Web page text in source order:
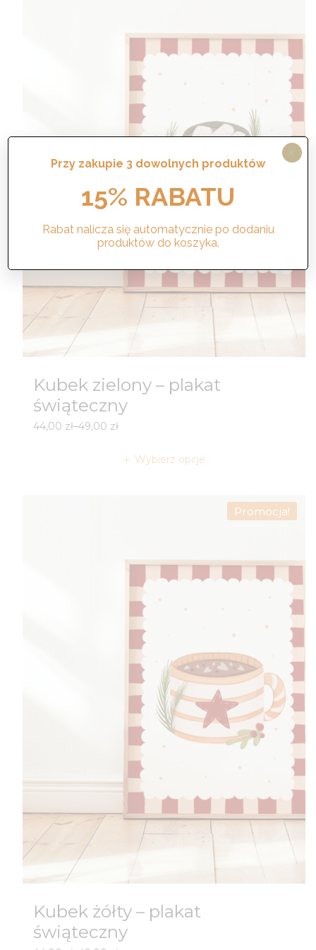
Kubek zielony – plakat
świąteczny
44,00 zł–49,00 zł
Zakres
Wybierz opcje
Promocja!
Kubek żółty – plakat
świąteczny
Przy zakupie 3 dowolnych produktów
15% RABATU
Rabat nalicza się automatycznie po dodaniu
produktów do koszyka.
X